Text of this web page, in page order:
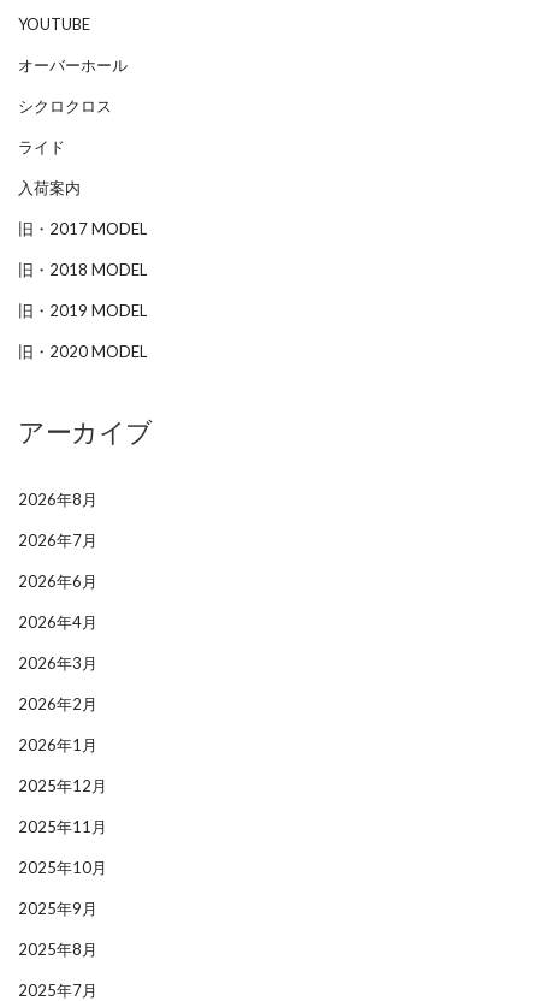
YOUTUBE
オーバーホール
シクロクロス
ライド
入荷案内
旧・2017 MODEL
旧・2018 MODEL
旧・2019 MODEL
旧・2020 MODEL
アーカイブ
2026年8月
2026年7月
2026年6月
2026年4月
2026年3月
2026年2月
2026年1月
2025年12月
2025年11月
2025年10月
2025年9月
2025年8月
2025年7月